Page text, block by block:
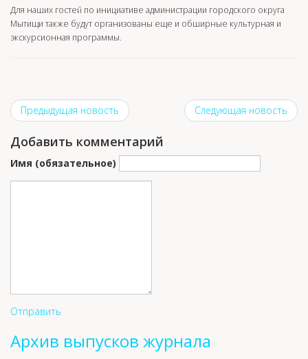
Для наших гостей по инициативе администрации городского округа
Мытищи также будут организованы еще и обширные культурная и
экскурсионная программы.
Предыдущая новость Следующая новость
Добавить комментарий
Имя (обязательное)
Отправить
Архив выпусков журнала